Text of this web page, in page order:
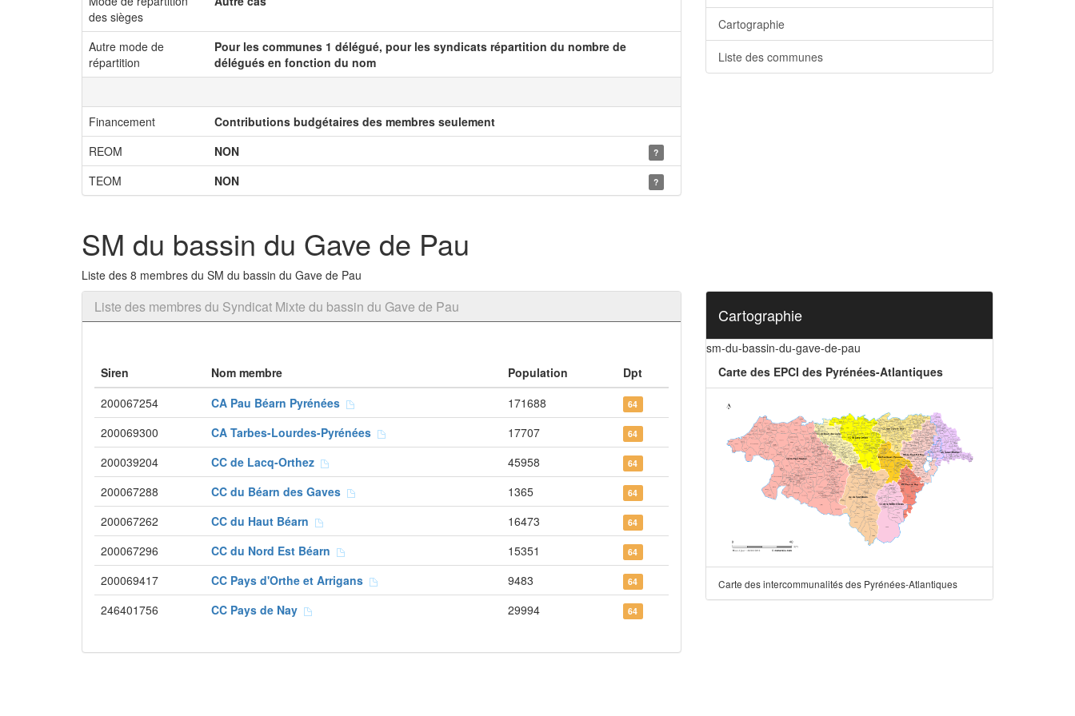
des sièges
Autre mode de
répartition
Pour les communes 1 délégué, pour les syndicats répartition du nombre de
délégués en fonction du nom
Financement
Contributions budgétaires des membres seulement
REOM
NON ?
TEOM NON ?
Cartographie
Liste des communes
SM du bassin du Gave de Pau
Liste des 8 membres du SM du bassin du Gave de Pau
Liste des membres du Syndicat Mixte du bassin du Gave de Pau
Siren Nom membre Population
Dpt
200067254
CA Pau Béarn Pyrénées 171688 64
200069300 CA Tarbes-Lourdes-Pyrénées 17707 64
200039204 CC de Lacq-Orthez 45958 64
200067288 CC du Béarn des Gaves 1365 64
200067262 CC du Haut Béarn 16473 64
200067296 CC du Nord Est Béarn 15351 64
200069417 CC Pays d'Orthe et Arrigans 9483 64
246401756 CC Pays de Nay 29994 64
Cartographie
sm-du-bassin-du-gave-de-pau
Carte des EPCI des Pyrénées-Atlantiques
Carte des intercommunalités des Pyrénées-Atlantiques